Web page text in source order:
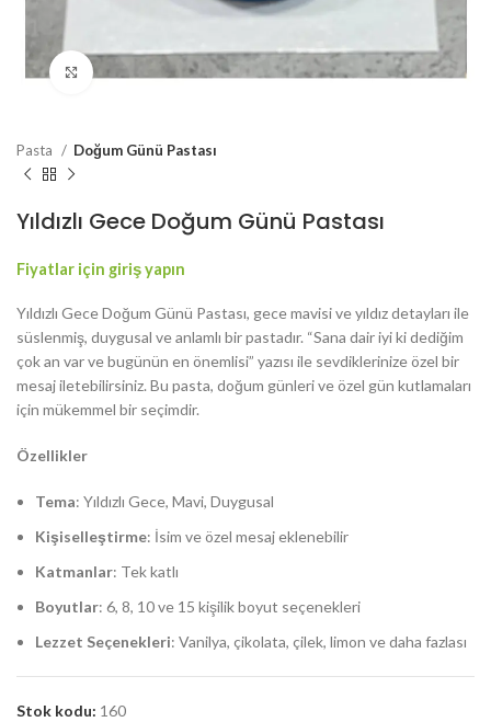
Resmi Büyüt
Pasta Doğum Günü Pastası
Yıldızlı Gece Doğum Günü Pastası
Fiyatlar için giriş yapın
Yıldızlı Gece Doğum Günü Pastası, gece mavisi ve yıldız detayları ile
süslenmiş, duygusal ve anlamlı bir pastadır. “Sana dair iyi ki dediğim
çok an var ve bugünün en önemlisi” yazısı ile sevdiklerinize özel bir
mesaj iletebilirsiniz. Bu pasta, doğum günleri ve özel gün kutlamaları
için mükemmel bir seçimdir.
Özellikler
Tema: Yıldızlı Gece, Mavi, Duygusal
Kişiselleştirme: İsim ve özel mesaj eklenebilir
Katmanlar: Tek katlı
Boyutlar: 6, 8, 10 ve 15 kişilik boyut seçenekleri
Lezzet Seçenekleri: Vanilya, çikolata, çilek, limon ve daha fazlası
Stok kodu: 160